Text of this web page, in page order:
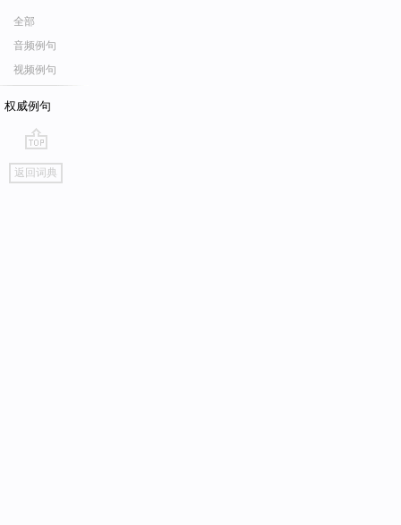
全部
音频例句
视频例句
权威例句
go
top
返回词典